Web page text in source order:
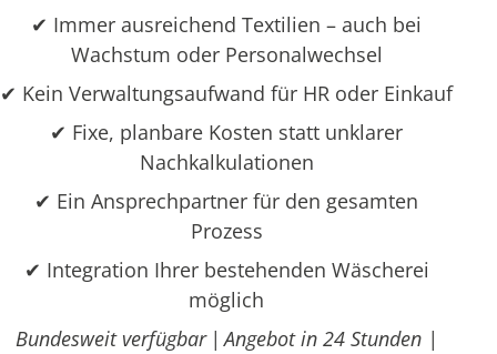
✔ Immer ausreichend Textilien – auch bei
Wachstum oder Personalwechsel
✔ Kein Verwaltungsaufwand für HR oder Einkauf
✔ Fixe, planbare Kosten statt unklarer
Nachkalkulationen
✔ Ein Ansprechpartner für den gesamten
Prozess
✔ Integration Ihrer bestehenden Wäscherei
möglich
Bundesweit verfügbar | Angebot in 24 Stunden |